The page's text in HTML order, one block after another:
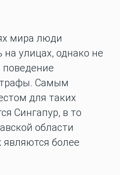
мира люди
улицах, однако не
поведение
Самым
для таких
Сингапур, в то
области
более